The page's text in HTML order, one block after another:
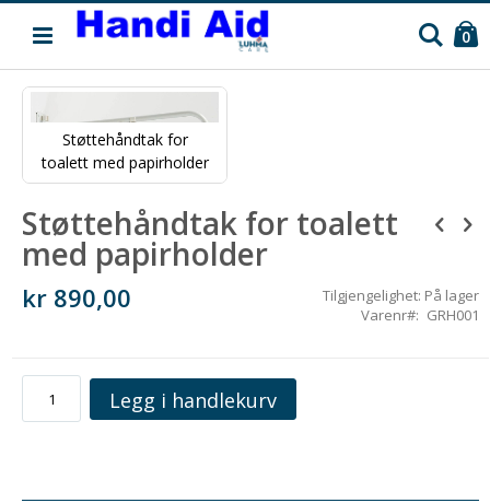
0
Søk
Skip
end
images
gallery
Støttehåndtak for
toalett med papirholder
to
the
beginning
the
images
Støttehåndtak for toalett
med papirholder
kr 890,00 Tilgjengelighet: På lager
Varenr
GRH001
Legg i handlekurv